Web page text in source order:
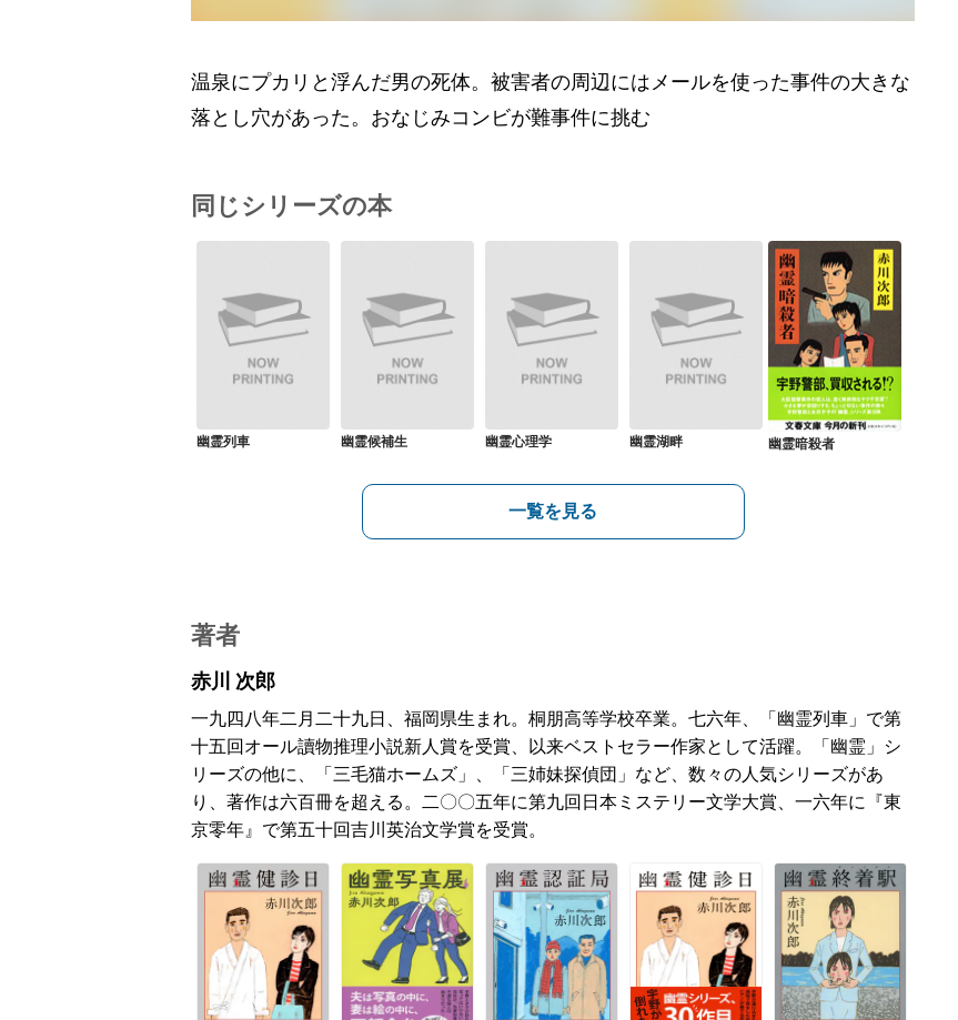
温泉にプカリと浮んだ男の死体。被害者の周辺にはメールを使った事件の大きな
落とし穴があった。おなじみコンビが難事件に挑む
同じシリーズの本
幽霊列車 幽霊候補生 幽霊心理学 幽霊湖畔 幽霊暗殺者
一覧を見る
著者
赤川 次郎
一九四八年二月二十九日、福岡県生まれ。桐朋高等学校卒業。七六年、「幽霊列車」で第
十五回オール讀物推理小説新人賞を受賞、以来ベストセラー作家として活躍。「幽霊」シ
リーズの他に、「三毛猫ホームズ」、「三姉妹探偵団」など、数々の人気シリーズがあ
り、著作は六百冊を超える。二〇〇五年に第九回日本ミステリー文学大賞、一六年に『東
京零年』で第五十回吉川英治文学賞を受賞。